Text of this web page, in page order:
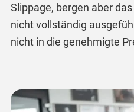
Slippage, bergen aber
nicht vollständig
nicht in die genehmigte